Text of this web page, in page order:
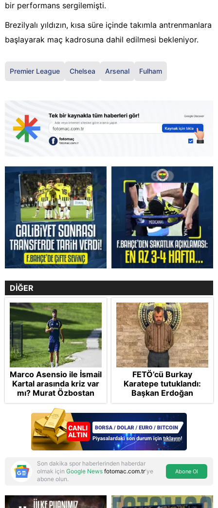
bir performans sergilemişti.
Brezilyalı yıldızın, kısa süre içinde takımla antrenmanlara
başlayarak maç kadrosuna dahil edilmesi bekleniyor.
Premier League Chelsea Arsenal Fulham
DİĞER
Marco Asensio ile İsmail
Kartal arasında kriz var
mı? Murat Özbostan
analiz etti: Egoları da
yönetmelisiniz
FETÖ’cü Burkay
Karatepe tutuklandı:
Başkan Erdoğan
şikayetçi oldu! 5 suçtan
dava talebi
Son dakika spor haberlerinden haberdar
olmak için Google News fotomac.com.tr'ye
abone olun.
Abone Ol